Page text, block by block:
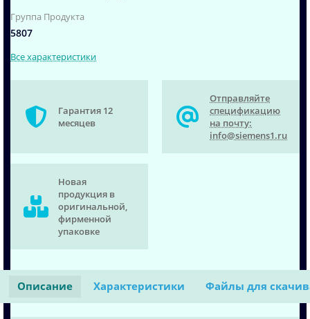
Группа Продукта
5807
Все характеристики
Гарантия 12
месяцев
Отправляйте
спецификацию
на почту:
info@siemens1.ru
Новая
продукция в
оригинальной,
фирменной
упаковке
Описание Характеристики Файлы для